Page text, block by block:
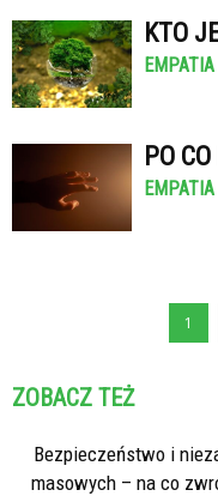
KTO
PO
1
ZOBACZ TEŻ
Bezpieczeństwo i
masowych – na co